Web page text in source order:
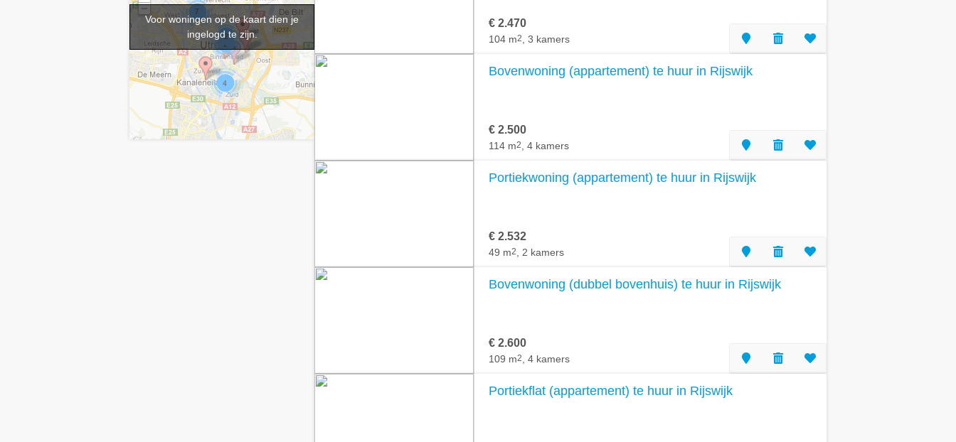
Voor woningen op de kaart dien je
ingelogd te zijn.
€ 2.470
104 m2 , 3 kamers
Bovenwoning (appartement) te huur in Rijswijk
€ 2.500
114 m2 , 4 kamers
Portiekwoning (appartement) te huur in Rijswijk
€ 2.532
49 m2 , 2 kamers
Bovenwoning (dubbel bovenhuis) te huur in Rijswijk
€ 2.600
109 m2 , 4 kamers
Portiekflat (appartement) te huur in Rijswijk